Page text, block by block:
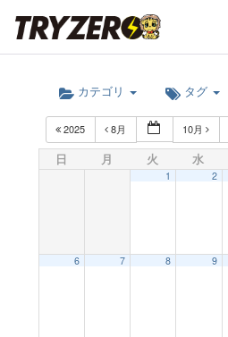
カテゴリ タグ
2025 8月 10月
日 月 火 水
1 2
6 7 8 9